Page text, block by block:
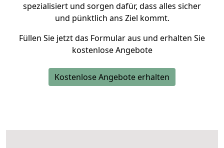
spezialisiert und sorgen dafür, dass alles sicher
und pünktlich ans Ziel kommt.
Füllen Sie jetzt das Formular aus und erhalten Sie
kostenlose Angebote
Kostenlose Angebote erhalten